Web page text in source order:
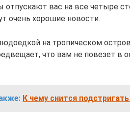
отпускают вас на все четыре
очень хорошие новости.
на тропическом
что вам не повезет в
К чему снится